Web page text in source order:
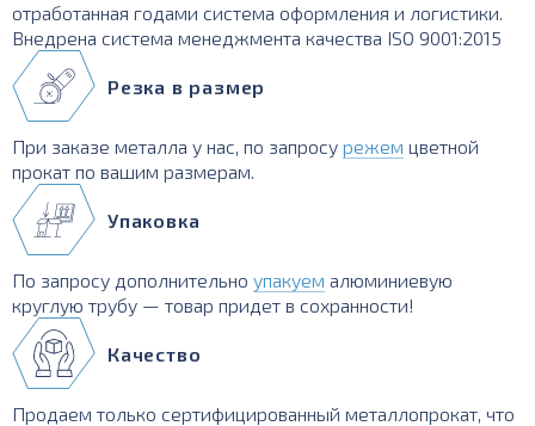
отработанная годами система оформления и логистики.
Внедрена система менеджмента качества ISO 9001:2015
Резка в размер
При заказе металла у нас, по запросу режем цветной
прокат по вашим размерам.
Упаковка
По запросу дополнительно упакуем алюминиевую
круглую трубу — товар придет в сохранности!
Качество
Продаем только сертифицированный металлопрокат, что